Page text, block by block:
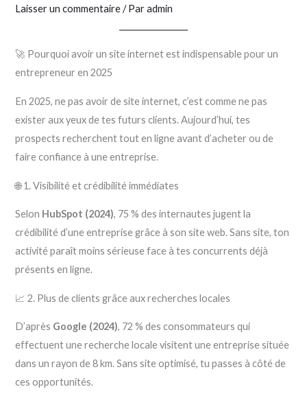
Laisser un commentaire / Paradmin
🚀 Pourquoi avoir un site internet est indispensable pour un
entrepreneur en 2025
En 2025, ne pas avoir de site internet, c’est comme ne pas
exister aux yeux de tes futurs clients. Aujourd’hui, tes
prospects recherchent tout en ligne avant d’acheter ou de
faire confiance à une entreprise.
🌐 1. Visibilité et crédibilité immédiates
Selon HubSpot (2024), 75 % des internautes jugent la
crédibilité d’une entreprise grâce à son site web. Sans site, ton
activité paraît moins sérieuse face à tes concurrents déjà
présents en ligne.
📈 2. Plus de clients grâce aux recherches locales
D’après Google (2024), 72 % des consommateurs qui
effectuent une recherche locale visitent une entreprise située
dans un rayon de 8 km. Sans site optimisé, tu passes à côté de
ces opportunités.